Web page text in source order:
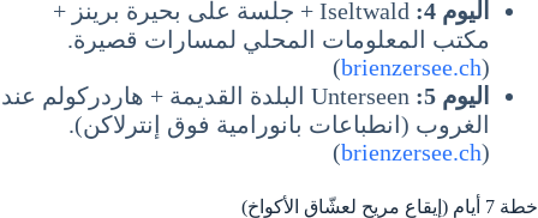
اليوم 4:
Iseltwald + جلسة على بحيرة برينز +
مكتب المعلومات المحلي لمسارات قصيرة.
(
brienzersee.ch
)
اليوم 5:
Unterseen البلدة القديمة + هاردركولم عند
الغروب (انطباعات بانورامية فوق إنترلاكن).
(
brienzersee.ch
)
خطة 7 أيام (إيقاع مريح لعشّاق الأكواخ)